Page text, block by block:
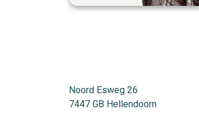
Noord Esweg 26
7447 GB Hellendoorn